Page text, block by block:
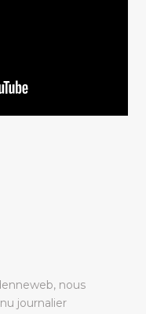
nous
journalier